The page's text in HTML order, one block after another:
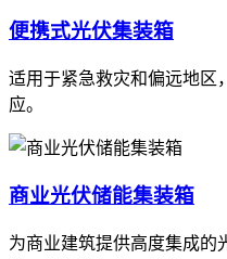
便携式光伏集装箱
适用于紧急救灾和偏远地区
应。
商业光伏储能集装箱
为商业建筑提供高度集成的